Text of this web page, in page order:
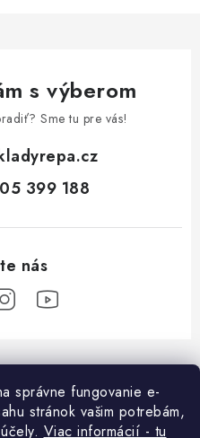
správne fungovanie e-
stránok vašim potrebám,
Viac informácií - tu
s výberom
Sme tu pre vás!
399 188